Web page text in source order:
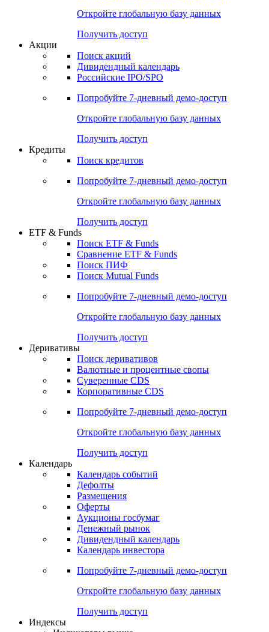
Откройте глобальную базу данных
Получить доступ
Акции
Поиск акций
Дивидендный календарь
Российские IPO/SPO
Попробуйте 7-дневный демо-доступ
Откройте глобальную базу данных
Получить доступ
Кредиты
Поиск кредитов
Попробуйте 7-дневный демо-доступ
Откройте глобальную базу данных
Получить доступ
ETF & Funds
Поиск ETF & Funds
Сравнение ETF & Funds
Поиск ПИФ
Поиск Mutual Funds
Попробуйте 7-дневный демо-доступ
Откройте глобальную базу данных
Получить доступ
Деривативы
Поиск деривативов
Валютные и процентные свопы
Суверенные CDS
Корпоративные CDS
Попробуйте 7-дневный демо-доступ
Откройте глобальную базу данных
Получить доступ
Календарь
Календарь событий
Дефолты
Размещения
Оферты
Аукционы госбумаг
Денежный рынок
Дивидендный календарь
Календарь инвестора
Попробуйте 7-дневный демо-доступ
Откройте глобальную базу данных
Получить доступ
Индексы